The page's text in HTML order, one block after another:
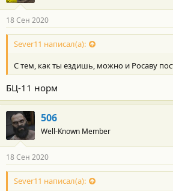
18 Сен 2020
Sever11 написал(а):
С тем, как ты ездишь, можно и Росаву
БЦ-11 норм
506
Well-Known Member
18 Сен 2020
Sever11 написал(а):